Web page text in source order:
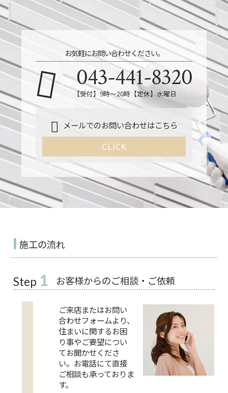
お気軽にお問い合わせください。
043-441-8320
【受付】9時～20時【定休】水曜日
メールでのお問い合わせはこちら
CLICK
施工の流れ
Step 1 お客様からのご相談・ご依頼
ご来店またはお問い
合わせフォームより、
住まいに関するお困
り事やご要望につい
てお聞かせくださ
い。お電話にて直接
ご相談も承っておりま
す。